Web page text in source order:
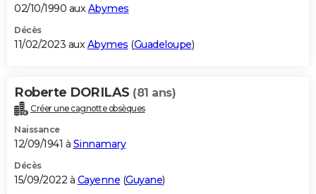
02/10/1990 aux Abymes
Décès
11/02/2023 aux Abymes (Guadeloupe)
Roberte DORILAS (81 ans)
Créer une cagnotte obsèques
Naissance
12/09/1941 à Sinnamary
Décès
15/09/2022 à Cayenne (Guyane)